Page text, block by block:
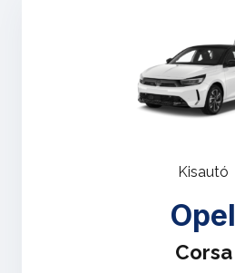
Kisautó
Opel
Corsa